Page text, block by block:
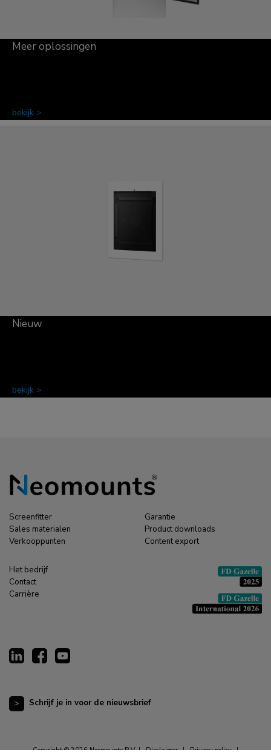
Meer oplossingen
bekijk >
Nieuw
bekijk >
Screenfitter
Sales materialen
Verkooppunten
Garantie
Product downloads
Content export
Het bedrijf
Contact
Carrière
Schrijf je in voor de nieuwsbrief
Copyright © 2026 Neomounts B.V. | Disclaimer | Privacy policy |